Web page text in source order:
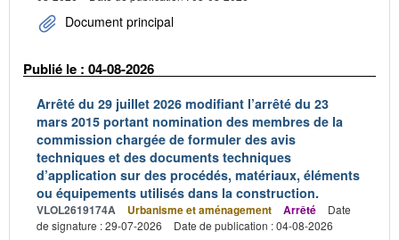
Document principal
Publié le : 04-08-2026
Arrêté du 29 juillet 2026 modifiant l’arrêté du 23
mars 2015 portant nomination des membres de la
commission chargée de formuler des avis
techniques et des documents techniques
d’application sur des procédés, matériaux, éléments
ou équipements utilisés dans la construction.
VLOL2619174A Urbanisme et aménagement Arrêté
Date
de signature : 29-07-2026
Date de publication : 04-08-2026